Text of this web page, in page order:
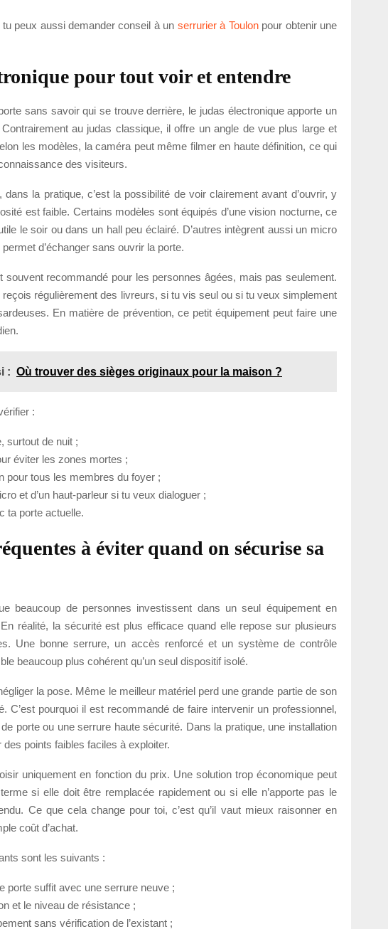
peux aussi demander conseil à un serrurier à Toulonpour obtenir une
pour tout voir et entendre
sans savoir qui se trouve derrière, le judas électronique apporte un
au judas classique, il offre un angle de vue plus large et
les modèles, la caméra peut même filmer en haute définition, ce qui
des visiteurs.
la pratique, c’est la possibilité de voir clairement avant d’ouvrir, y
est faible. Certains modèles sont équipés d’une vision nocturne, ce
le soir ou dans un hall peu éclairé. D’autres intègrent aussi un micro
d’échanger sans ouvrir la porte.
souvent recommandé pour les personnes âgées, mais pas seulement.
régulièrement des livreurs, si tu vis seul ou si tu veux simplement
En matière de prévention, ce petit équipement peut faire une
: Où trouver des sièges originaux pour la maison ?
:
surtout de nuit ;
éviter les zones mortes ;
pour tous les membres du foyer ;
et d’un haut-parleur si tu veux dialoguer ;
ta porte actuelle.
à éviter quand on sécurise sa
beaucoup de personnes investissent dans un seul équipement en
réalité, la sécurité est plus efficace quand elle repose sur plusieurs
Une bonne serrure, un accès renforcé et un système de contrôle
beaucoup plus cohérent qu’un seul dispositif isolé.
la pose. Même le meilleur matériel perd une grande partie de son
C’est pourquoi il est recommandé de faire intervenir un professionnel,
porte ou une serrure haute sécurité. Dans la pratique, une installation
points faibles faciles à exploiter.
uniquement en fonction du prix. Une solution trop économique peut
si elle doit être remplacée rapidement ou si elle n’apporte pas le
Ce que cela change pour toi, c’est qu’il vaut mieux raisonner en
coût d’achat.
sont les suivants :
porte suffit avec une serrure neuve ;
et le niveau de résistance ;
sans vérification de l’existant ;